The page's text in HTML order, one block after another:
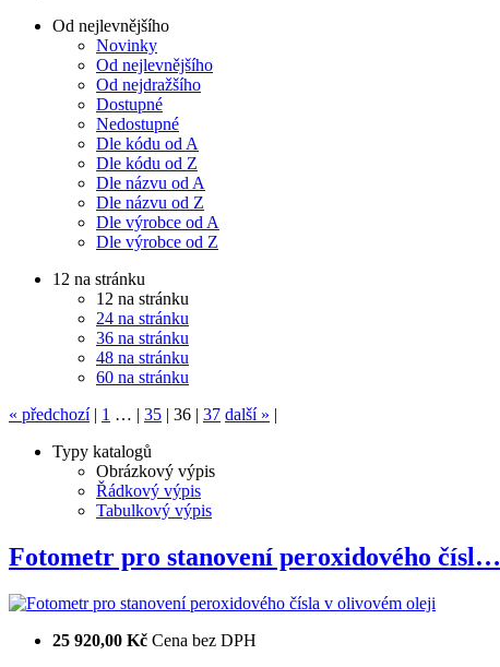
Od nejlevnějšího
Novinky
Od nejlevnějšího
Od nejdražšího
Dostupné
Nedostupné
Dle kódu od A
Dle kódu od Z
Dle názvu od A
Dle názvu od Z
Dle výrobce od A
Dle výrobce od Z
12 na stránku
12 na stránku
24 na stránku
36 na stránku
48 na stránku
60 na stránku
« předchozí 1 … 35 36 37 další »
Typy katalogů
Obrázkový výpis
Řádkový výpis
Tabulkový výpis
Fotometr pro stanovení peroxidového čísl…
25 920,00 Kč Cena bez DPH